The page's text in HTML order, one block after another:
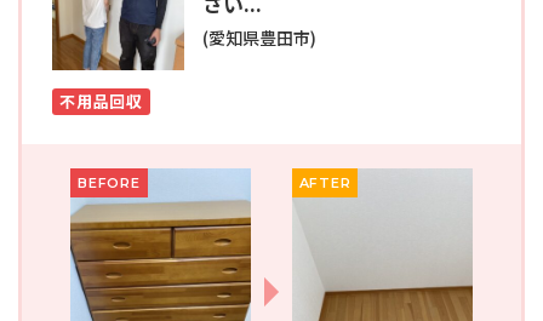
(愛知県豊田市)
不用品回収
BEFORE AFTER